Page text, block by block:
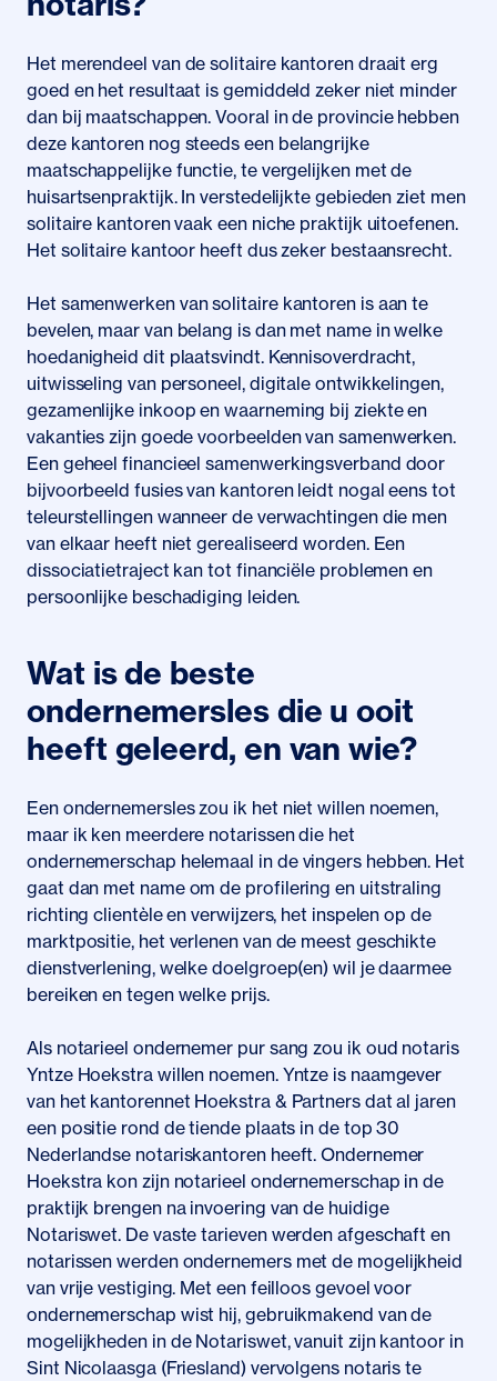
Het merendeel van de solitaire kantoren draait erg
goed en het resultaat is gemiddeld zeker niet minder
dan bij maatschappen. Vooral in de provincie hebben
deze kantoren nog steeds een belangrijke
maatschappelijke functie, te vergelijken met de
huisartsenpraktijk. In verstedelijkte gebieden ziet men
solitaire kantoren vaak een niche praktijk uitoefenen.
Het solitaire kantoor heeft dus zeker bestaansrecht.
Het samenwerken van solitaire kantoren is aan te
bevelen, maar van belang is dan met name in welke
hoedanigheid dit plaatsvindt. Kennisoverdracht,
uitwisseling van personeel, digitale ontwikkelingen,
gezamenlijke inkoop en waarneming bij ziekte en
vakanties zijn goede voorbeelden van samenwerken.
Een geheel financieel samenwerkingsverband door
bijvoorbeeld fusies van kantoren leidt nogal eens tot
teleurstellingen wanneer de verwachtingen die men
van elkaar heeft niet gerealiseerd worden. Een
dissociatietraject kan tot financiële problemen en
persoonlijke beschadiging leiden.
Wat is de beste
ondernemersles die u ooit
heeft geleerd, en van wie?
Een ondernemersles zou ik het niet willen noemen,
maar ik ken meerdere notarissen die het
ondernemerschap helemaal in de vingers hebben. Het
gaat dan met name om de profilering en uitstraling
richting clientèle en verwijzers, het inspelen op de
marktpositie, het verlenen van de meest geschikte
dienstverlening, welke doelgroep(en) wil je daarmee
bereiken en tegen welke prijs.
Als notarieel ondernemer pur sang zou ik oud notaris
Yntze Hoekstra willen noemen. Yntze is naamgever
van het kantorennet Hoekstra & Partners dat al jaren
een positie rond de tiende plaats in de top 30
Nederlandse notariskantoren heeft. Ondernemer
Hoekstra kon zijn notarieel ondernemerschap in de
praktijk brengen na invoering van de huidige
Notariswet. De vaste tarieven werden afgeschaft en
notarissen werden ondernemers met de mogelijkheid
van vrije vestiging. Met een feilloos gevoel voor
ondernemerschap wist hij, gebruikmakend van de
mogelijkheden in de Notariswet, vanuit zijn kantoor in
Sint Nicolaasga (Friesland) vervolgens notaris te